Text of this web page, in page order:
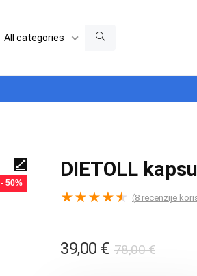
All categories
- 50%
DIETOLL
★★★★★ (8 recenzije
78,00€
39,00 €